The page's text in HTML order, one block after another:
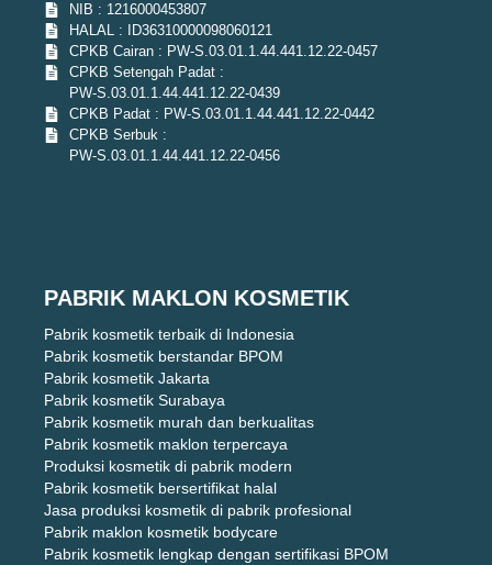
NIB : 1216000453807
HALAL : ID36310000098060121
CPKB Cairan : PW-S.03.01.1.44.441.12.22-0457
CPKB Setengah Padat :
PW-S.03.01.1.44.441.12.22-0439
CPKB Padat : PW-S.03.01.1.44.441.12.22-0442
CPKB Serbuk :
PW-S.03.01.1.44.441.12.22-0456
PABRIK MAKLON KOSMETIK
Pabrik kosmetik terbaik di Indonesia
Pabrik kosmetik berstandar BPOM
Pabrik kosmetik Jakarta
Pabrik kosmetik Surabaya
Pabrik kosmetik murah dan berkualitas
Pabrik kosmetik maklon terpercaya
Produksi kosmetik di pabrik modern
Pabrik kosmetik bersertifikat halal
Jasa produksi kosmetik di pabrik profesional
Pabrik maklon kosmetik bodycare
Pabrik kosmetik lengkap dengan sertifikasi BPOM